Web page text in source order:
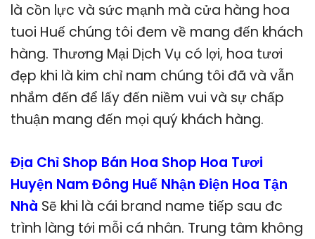
là cồn lực và sức mạnh mà cửa hàng hoa
tuoi Huế chúng tôi đem về mang đến khách
hàng. Thương Mại Dịch Vụ có lợi, hoa tươi
đẹp khi là kim chỉ nam chúng tôi đã và vẫn
nhắm đến để lấy đến niềm vui và sự chấp
thuận mang đến mọi quý khách hàng.
Địa Chỉ Shop Bán Hoa Shop Hoa Tươi
Huyện Nam Đông Huế Nhận Điện Hoa Tận
Nhà Sẽ khi là cái brand name tiếp sau đc
trình làng tới mỗi cá nhân. Trung tâm không